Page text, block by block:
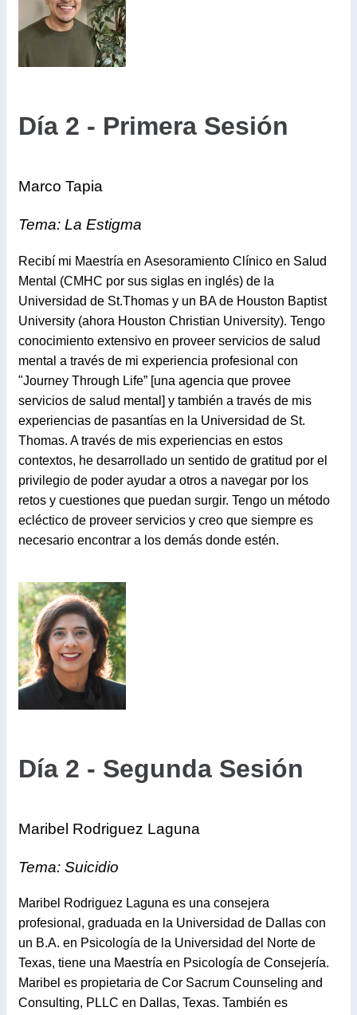
Día 2 - Primera Sesión
Marco Tapia
Tema: La Estigma
Recibí mi Maestría en Asesoramiento Clínico en Salud
Mental (CMHC por sus siglas en inglés) de la
Universidad de St.Thomas y un BA de Houston Baptist
University (ahora Houston Christian University). Tengo
conocimiento extensivo en proveer servicios de salud
mental a través de mi experiencia profesional con
"Journey Through Life” [una agencia que provee
servicios de salud mental] y también a través de mis
experiencias de pasantías en la Universidad de St.
Thomas. A través de mis experiencias en estos
contextos, he desarrollado un sentido de gratitud por el
privilegio de poder ayudar a otros a navegar por los
retos y cuestiones que puedan surgir. Tengo un método
ecléctico de proveer servicios y creo que siempre es
necesario encontrar a los demás donde estén.
Día 2 - Segunda Sesión
Maribel Rodriguez Laguna
Tema: Suicidio
Maribel Rodriguez Laguna es una consejera
profesional, graduada en la Universidad de Dallas con
un B.A. en Psicología de la Universidad del Norte de
Texas, tiene una Maestría en Psicología de Consejería.
Maribel es propietaria de Cor Sacrum Counseling and
Consulting, PLLC en Dallas, Texas. También es